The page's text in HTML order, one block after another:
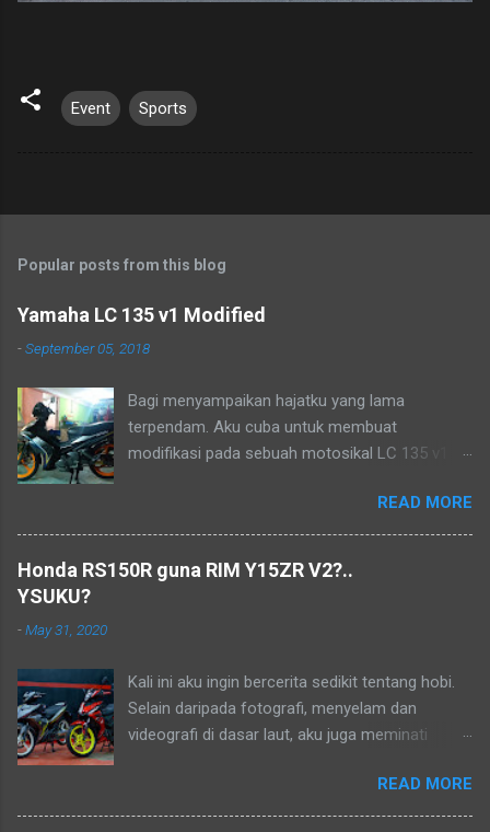
Event Sports
Popular posts from this blog
Yamaha LC 135 v1 Modified
-September 05, 2018
Bagi menyampaikan hajatku yang lama
terpendam. Aku cuba untuk membuat
modifikasi pada sebuah motosikal LC 135 v1
lama ia menjadi lukisan, tetapi tidak mampu
pada masa dahulu. Biarlah ianya menjadi
kenangan dalam hidup..
READ MORE
Honda RS150R guna RIM Y15ZR V2?..
YSUKU?
-May 31, 2020
Kali ini aku ingin bercerita sedikit tentang hobi.
Selain daripada fotografi, menyelam dan
videografi di dasar laut, aku juga meminati
kapcai kerana perjalanan yang sangat jimat dan
membolehkan aku untuk menikmati keindahan
READ MORE